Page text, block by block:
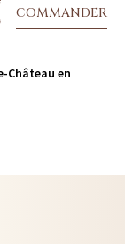
COMMANDER
Château en